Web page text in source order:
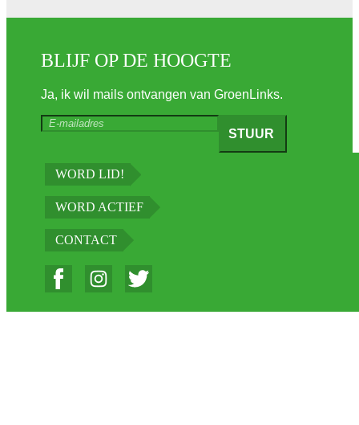
BLIJF OP DE HOOGTE
Ja, ik wil mails ontvangen van GroenLinks.
WORD LID!
WORD ACTIEF
CONTACT